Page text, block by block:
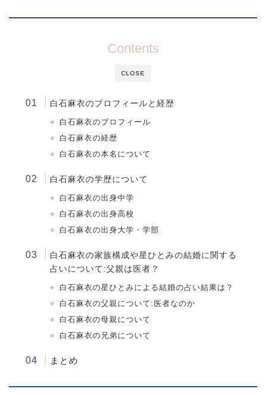
CLOSE
Contents
白石麻衣のプロフィールと経歴
白石麻衣のプロフィール
白石麻衣の経歴
白石麻衣の本名について
白石麻衣の学歴について
白石麻衣の出身中学
白石麻衣の出身高校
白石麻衣の出身大学・学部
白石麻衣の家族構成や星ひとみの結婚に関する
占いについて:父親は医者？
白石麻衣の星ひとみによる結婚の占い結果は？
白石麻衣の父親について:医者なのか
白石麻衣の母親について
白石麻衣の兄弟について
まとめ